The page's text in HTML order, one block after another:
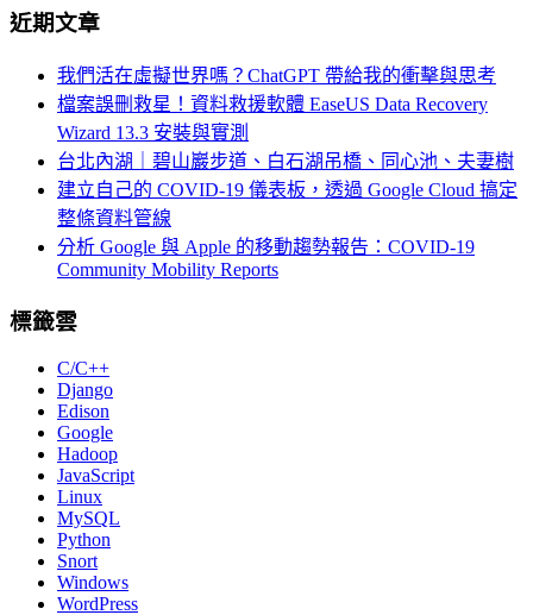
近期文章
我們活在虛擬世界嗎？ChatGPT 帶給我的衝擊與思考
檔案誤刪救星！資料救援軟體 EaseUS Data Recovery
Wizard 13.3 安裝與實測
台北內湖｜碧山巖步道、白石湖吊橋、同心池、夫妻樹
建立自己的 COVID-19 儀表板，透過 Google Cloud 搞定
整條資料管線
分析 Google 與 Apple 的移動趨勢報告：COVID-19
Community Mobility Reports
標籤雲
C/C++
Django
Edison
Google
Hadoop
JavaScript
Linux
MySQL
Python
Snort
Windows
WordPress